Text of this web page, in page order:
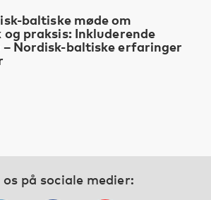
baltiske møde om
praksis: Inkluderende
– Nordisk-baltiske erfaringer
på sociale medier: